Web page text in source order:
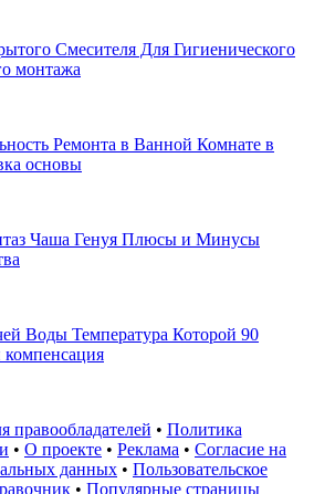
Смесителя Для Гигиенического
монтажа
Ремонта в Ванной Комнате в
основы
Чаша Генуя Плюсы и Минусы
Воды Температура Которой 90
компенсация
правообладателей • Политика
• О проекте • Реклама • Согласие на
данных • Пользовательское
• Популярные страницы